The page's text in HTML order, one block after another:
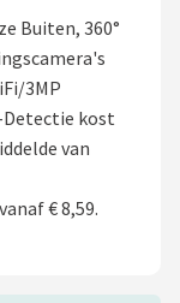
Buiten, 360°
3MP
kost
van
€ 8,59.